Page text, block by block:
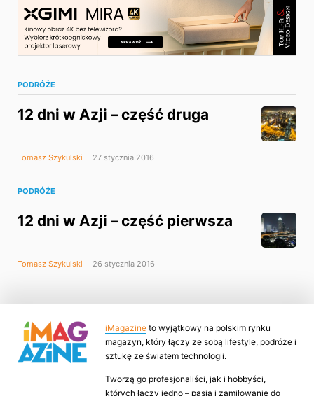
PODRÓŻE
12 dni w Azji – część druga
Tomasz Szykulski 27 stycznia 2016
PODRÓŻE
12 dni w Azji – część pierwsza
Tomasz Szykulski 26 stycznia 2016
iMagazine to wyjątkowy na polskim rynku
magazyn, który łączy ze sobą lifestyle, podróże i
sztukę ze światem technologii.
Tworzą go profesjonaliści, jak i hobbyści,
których łączy jedno – pasja i zamiłowanie do